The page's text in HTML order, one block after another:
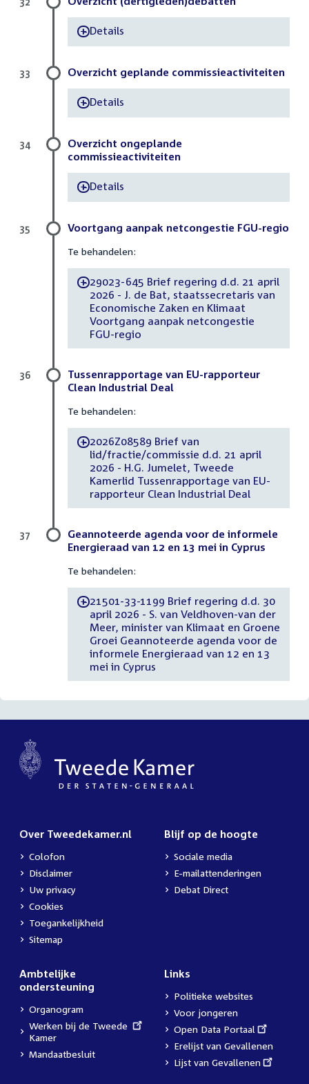
-Details
Overzicht geplande commissieactiviteiten
-Details
33
Overzicht ongeplande
commissieactiviteiten
-Details
34
Voortgang aanpak netcongestie FGU-regio
Te behandelen:
-29023-645 Brief regering d.d. 21 april
2026 - J. de Bat, staatssecretaris van
Economische Zaken en Klimaat
Voortgang aanpak netcongestie
FGU-regio
35
Tussenrapportage van EU-rapporteur
Clean Industrial Deal
Te behandelen:
-2026Z08589 Brief van
lid/fractie/commissie d.d. 21 april
2026 - H.G. Jumelet, Tweede
Kamerlid Tussenrapportage van EU-
rapporteur Clean Industrial Deal
36
Geannoteerde agenda voor de informele
Energieraad van 12 en 13 mei in Cyprus
Te behandelen:
-21501-33-1199 Brief regering d.d. 30
april 2026 - S. van Veldhoven-van der
Meer, minister van Klimaat en Groene
Groei Geannoteerde agenda voor de
informele Energieraad van 12 en 13
mei in Cyprus
37
Over Tweedekamer.nl
Colofon
Disclaimer
Uw privacy
Cookies
Toegankelijkheid
Sitemap
Blijf op de hoogte
Sociale media
E-mailattenderingen
Debat Direct
Ambtelijke
ondersteuning
Organogram
External
link:
Werken bij de Tweede
Kamer
Mandaatbesluit
Links
Politieke websites
Voor jongeren
External
link:
Open Data Portaal
Erelijst van Gevallenen
External
Lijst van Gevallenen